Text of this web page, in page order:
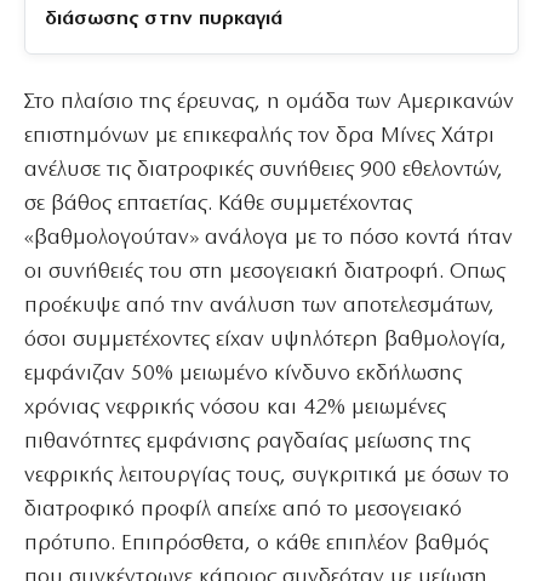
διάσωσης στην πυρκαγιά
Στο πλαίσιο της έρευνας, η ομάδα των Αμερικανών
επιστημόνων με επικεφαλής τον δρα Μίνες Χάτρι
ανέλυσε τις διατροφικές συνήθειες 900 εθελοντών,
σε βάθος επταετίας. Κάθε συμμετέχοντας
«βαθμολογούταν» ανάλογα με το πόσο κοντά ήταν
οι συνήθειές του στη μεσογειακή διατροφή. Οπως
προέκυψε από την ανάλυση των αποτελεσμάτων,
όσοι συμμετέχοντες είχαν υψηλότερη βαθμολογία,
εμφάνιζαν 50% μειωμένο κίνδυνο εκδήλωσης
χρόνιας νεφρικής νόσου και 42% μειωμένες
πιθανότητες εμφάνισης ραγδαίας μείωσης της
νεφρικής λειτουργίας τους, συγκριτικά με όσων το
διατροφικό προφίλ απείχε από το μεσογειακό
πρότυπο. Επιπρόσθετα, ο κάθε επιπλέον βαθμός